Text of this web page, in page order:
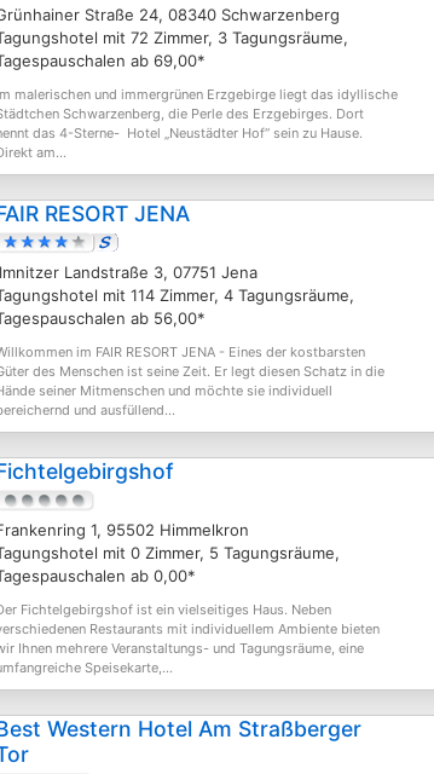
Straße 24, 08340 Schwarzenberg
mit 72 Zimmer, 3 Tagungsräume,
ab 69,00*
malerischen und immergrünen Erzgebirge liegt das idyllische
Schwarzenberg, die Perle des Erzgebirges. Dort
das 4-Sterne- Hotel „Neustädter Hof“ sein zu Hause.
am...
RESORT JENA
Landstraße 3, 07751 Jena
mit 114 Zimmer, 4 Tagungsräume,
ab 56,00*
im FAIR RESORT JENA - Eines der kostbarsten
des Menschen ist seine Zeit. Er legt diesen Schatz in die
seiner Mitmenschen und möchte sie individuell
und ausfüllend...
1, 95502 Himmelkron
mit 0 Zimmer, 5 Tagungsräume,
ab 0,00*
Fichtelgebirgshof ist ein vielseitiges Haus. Neben
Restaurants mit individuellem Ambiente bieten
Ihnen mehrere Veranstaltungs- und Tagungsräume, eine
Speisekarte,...
Western Hotel Am Straßberger